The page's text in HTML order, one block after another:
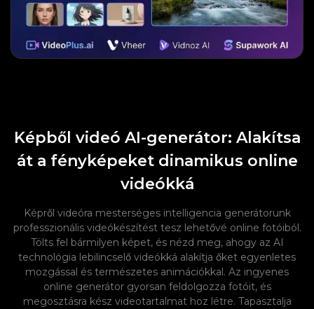
Képből videó AI-generátor: Alakítsa
át a fényképeket dinamikus online
videókká
Képről videóra mesterséges intelligencia generátorunk
professzionális videókészítést tesz lehetővé online fotóiból.
Tölts fel bármilyen képet, és nézd meg, ahogy az AI
technológia lebilincselő videókká alakítja őket egyenletes
mozgással és természetes animációkkal. Az ingyenes
online generátor gyorsan feldolgozza fotóit, és
megosztásra kész videotartalmat hoz létre. Tapasztalja